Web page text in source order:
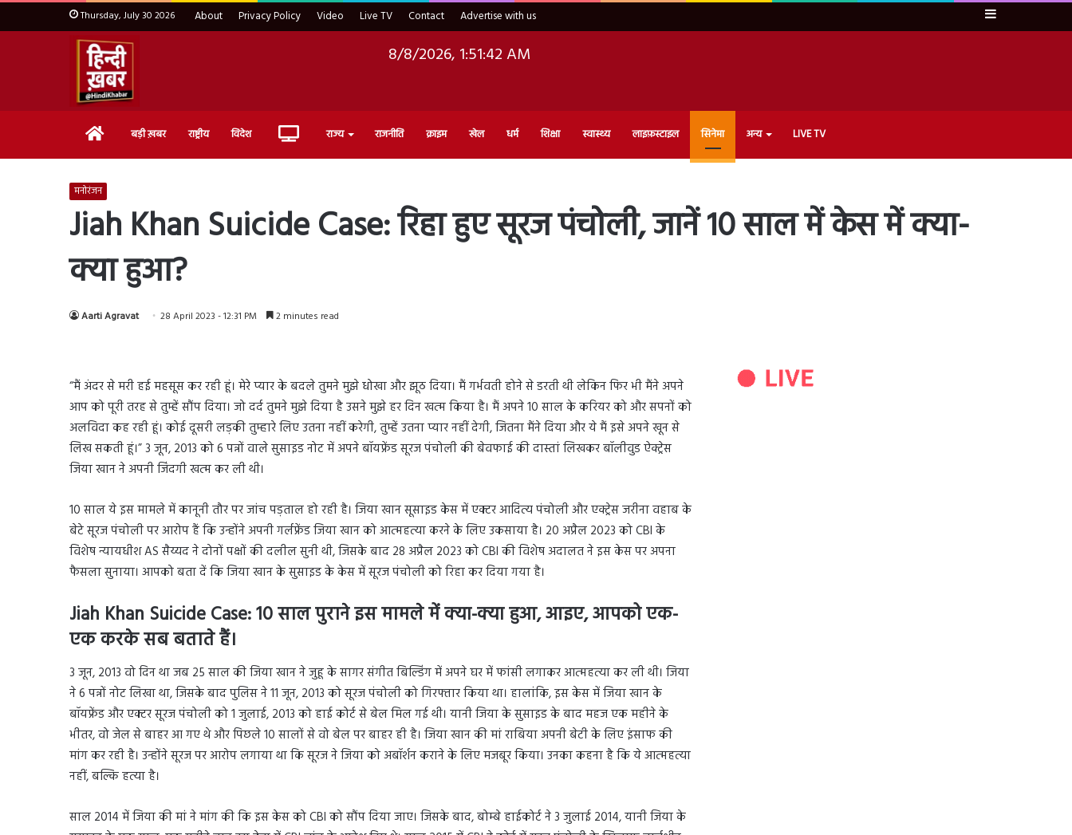
Thursday, July 30 2026 About Privacy Policy Video Live TV Contact Advertise with us Sidebar
8/8/2026, 1:51:43 AM
Home बड़ी ख़बर राष्ट्रीय विदेश Live राज्य राजनीति क्राइम खेल धर्म शिक्षा स्वास्थ्य लाइफ़स्टाइल सिनेमा अन्य LIVE TV
मनोरंजन
Jiah Khan Suicide Case: रिहा हुए सूरज पंचोली, जानें 10 साल में केस में क्या-
क्या हुआ?
Aarti Agravat 28 April 2023 - 12:31 PM 2 minutes read
“मैं अंदर से मरी हई महसूस कर रही हूं। मेरे प्यार के बदले तुमने मुझे धोखा और झूठ दिया। मैं गर्भवती होने से डरती थी लेकिन फिर भी मैंने अपने
आप को पूरी तरह से तुम्हें सौंप दिया। जो दर्द तुमने मुझे दिया है उसने मुझे हर दिन खत्म किया है। मैं अपने 10 साल के करियर को और सपनों को
अलविदा कह रही हूं। कोई दूसरी लड़की तुम्हारे लिए उतना नहीं करेगी, तुम्हें उतना प्यार नहीं देगी, जितना मैंने दिया और ये मैं इसे अपने खून से
लिख सकती हूं।” 3 जून, 2013 को 6 पन्नों वाले सुसाइड नोट में अपने बॉयफ्रेंड सूरज पंचोली की बेवफाई की दास्तां लिखकर बॉलीवुड ऐक्ट्रेस
जिया खान ने अपनी जिंदगी खत्म कर ली थी।
10 साल ये इस मामले में कानूनी तौर पर जांच पड़ताल हो रही है। जिया खान सूसाइड केस में एक्टर आदित्य पंचोली और एक्ट्रेस जरीना वहाब के
बेटे सूरज पंचोली पर आरोप हैं कि उन्होंने अपनी गर्लफ्रेंड जिया खान को आत्महत्या करने के लिए उकसाया है। 20 अप्रैल 2023 को CBI के
विशेष न्यायधीश AS सैय्यद ने दोनों पक्षों की दलील सुनी थी, जिसके बाद 28 अप्रैल 2023 को CBI की विशेष अदालत ने इस केस पर अपना
फैसला सुनाया। आपको बता दें कि जिया खान के सुसाइड के केस में सूरज पंचोली को रिहा कर दिया गया है।
Jiah Khan Suicide Case: 10 साल पुराने इस मामले में क्या-क्या हुआ, आइए, आपको एक-
एक करके सब बताते हैं।
3 जून, 2013 वो दिन था जब 25 साल की जिया खान ने जुहू के सागर संगीत बिल्डिंग में अपने घर में फांसी लगाकर आत्महत्या कर ली थी। जिया
ने 6 पन्नों नोट लिखा था, जिसके बाद पुलिस ने 11 जून, 2013 को सूरज पंचोली को गिरफ्तार किया था। हालांकि, इस केस में जिया खान के
बॉयफ्रेंड और एक्टर सूरज पंचोली को 1 जुलाई, 2013 को हाई कोर्ट से बेल मिल गई थी। यानी जिया के सुसाइड के बाद महज एक महीने के
भीतर, वो जेल से बाहर आ गए थे और पिछले 10 सालों से वो बेल पर बाहर ही है। जिया खान की मां राबिया अपनी बेटी के लिए इंसाफ की
मांग कर रही है। उन्होंने सूरज पर आरोप लगाया था कि सूरज ने जिया को अबॉर्शन कराने के लिए मजबूर किया। उनका कहना है कि ये आत्महत्या
नहीं, बल्कि हत्या है।
साल 2014 में जिया की मां ने मांग की कि इस केस को CBI को सौंप दिया जाए। जिसके बाद, बोम्बे हाईकोर्ट ने 3 जुलाई 2014, यानी जिया के